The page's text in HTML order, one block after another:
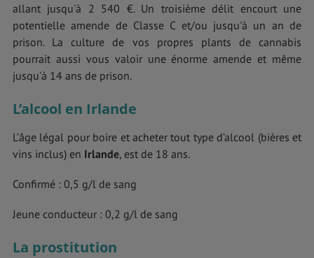
allant jusqu'à 2 540 €. Un troisième délit encourt une
potentielle amende de Classe C et/ou jusqu'à un an de
prison. La culture de vos propres plants de cannabis
pourrait aussi vous valoir une énorme amende et même
jusqu'à 14 ans de prison.
L’alcool en Irlande
L’âge légal pour boire et acheter tout type d’alcool (bières et
vins inclus) en Irlande, est de 18 ans.
Confirmé : 0,5 g/l de sang
Jeune conducteur : 0,2 g/l de sang
La prostitution